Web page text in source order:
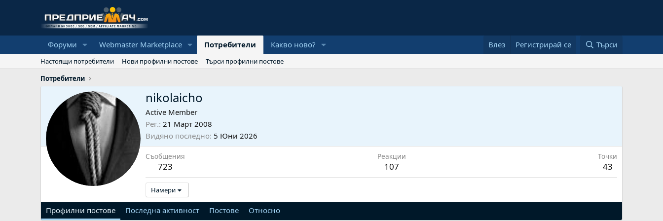
Форуми Webmaster Marketplace Потребители Какво ново? Влез Регистрирай се Търси
Настоящи потребители Нови профилни постове
Търси профилни постове
Потребители
nikolaicho
Active Member
Рег. 21 Март 2008
Видяно последно 5 Юни 2026
Съобщения
723
Реакции
107
Точки
43
Намери
Профилни постове Последна активност Постове Относно